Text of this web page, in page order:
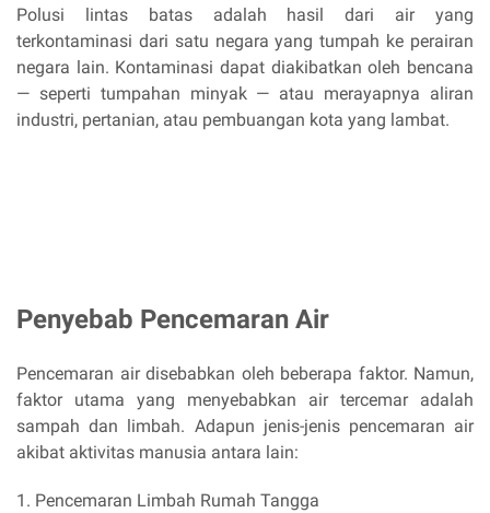
Polusi lintas batas adalah hasil dari air yang
terkontaminasi dari satu negara yang tumpah ke perairan
negara lain. Kontaminasi dapat diakibatkan oleh bencana
— seperti tumpahan minyak — atau merayapnya aliran
industri, pertanian, atau pembuangan kota yang lambat.
Penyebab Pencemaran Air
Pencemaran air disebabkan oleh beberapa faktor. Namun,
faktor utama yang menyebabkan air tercemar adalah
sampah dan limbah. Adapun jenis-jenis pencemaran air
akibat aktivitas manusia antara lain:
1. Pencemaran Limbah Rumah Tangga